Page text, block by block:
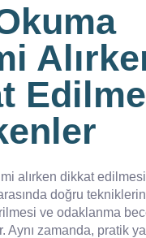
alırken dikkat
doğru
ve odaklanma
Aynı zamanda, pratik